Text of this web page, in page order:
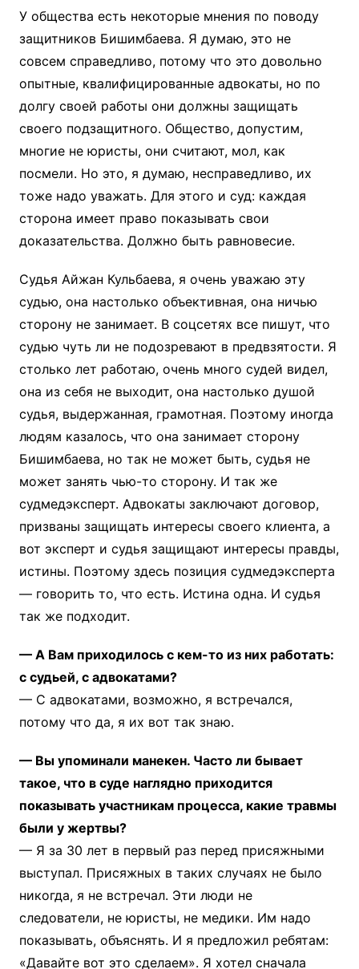
У общества есть некоторые мнения по поводу
защитников Бишимбаева. Я думаю, это не
совсем справедливо, потому что это довольно
опытные, квалифицированные адвокаты, но по
долгу своей работы они должны защищать
своего подзащитного. Общество, допустим,
многие не юристы, они считают, мол, как
посмели. Но это, я думаю, несправедливо, их
тоже надо уважать. Для этого и суд: каждая
сторона имеет право показывать свои
доказательства. Должно быть равновесие.
Судья Айжан Кульбаева, я очень уважаю эту
судью, она настолько объективная, она ничью
сторону не занимает. В соцсетях все пишут, что
судью чуть ли не подозревают в предвзятости. Я
столько лет работаю, очень много судей видел,
она из себя не выходит, она настолько душой
судья, выдержанная, грамотная. Поэтому иногда
людям казалось, что она занимает сторону
Бишимбаева, но так не может быть, судья не
может занять чью-то сторону. И так же
судмедэксперт. Адвокаты заключают договор,
призваны защищать интересы своего клиента, а
вот эксперт и судья защищают интересы правды,
истины. Поэтому здесь позиция судмедэксперта
— говорить то, что есть. Истина одна. И судья
так же подходит.
— А Вам приходилось с кем-то из них работать:
с судьей, с адвокатами?
— С адвокатами, возможно, я встречался,
потому что да, я их вот так знаю.
— Вы упоминали манекен. Часто ли бывает
такое, что в суде наглядно приходится
показывать участникам процесса, какие травмы
были у жертвы?
— Я за 30 лет в первый раз перед присяжными
выступал. Присяжных в таких случаях не было
никогда, я не встречал. Эти люди не
следователи, не юристы, не медики. Им надо
показывать, объяснять. И я предложил ребятам:
«Давайте вот это сделаем». Я хотел сначала